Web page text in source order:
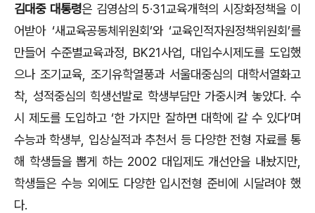
김대중 대통령은 김영삼의 5·31교육개혁의 시장화정책을 이
어받아 ‘새교육공동체위원회’와 ‘교육인적자원정책위원회’를
만들어 수준별교육과정 , BK21사업
대입수시제도를 도입했
으나 조기교육 조기유학열풍과 서울대중심의 대학서열화고
착, 성적중심의 힉생선발로 학생부담만 가중시켜 놓았다. 수
시 제도를 도입하고‘한 가지만 잘하면 대학에 갈 수 있다’며
수능과 학생부 입상실적과 추천서 등 다양한 전형 자료를 통
해 학생들을 뽑게 하는 2002 대입제도 개선안을 내놨지만
학생들은 수능 외에도 다양한 입시전형 준비에 시달려야 했
다.